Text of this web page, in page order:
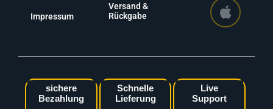
Impressum
Versand &
Rückgabe
sichere
Bezahlung
Schnelle
Lieferung
Live
Support